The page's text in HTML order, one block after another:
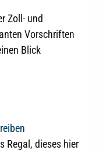
Zoll- und
Vorschriften
Blick
Regal, dieses hier